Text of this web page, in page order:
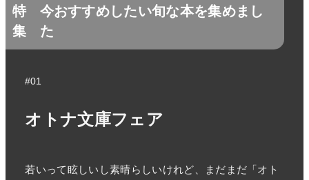
特
集
今おすすめしたい旬な本を集めまし
た
#01
オトナ文庫フェア
若いって眩しいし素晴らしいけれど、まだまだ「オト